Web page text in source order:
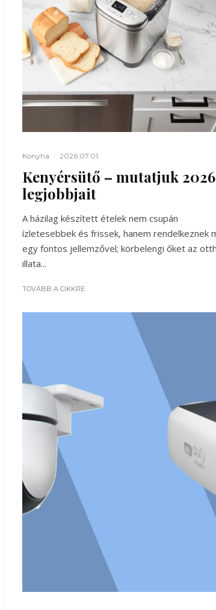
Konyha · 2026.07.01.
Kenyérsütő – mutatjuk 2026
legjobbjait
A házilag készített ételek nem csupán
ízletesebbek és frissek, hanem rendelkeznek
egy fontos jellemzővel; körbelengi őket az
illata...
TOVÁBB A CIKKRE